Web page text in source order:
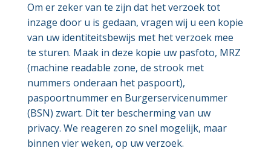
Om er zeker van te zijn dat het verzoek tot
inzage door u is gedaan, vragen wij u een kopie
van uw identiteitsbewijs met het verzoek mee
te sturen. Maak in deze kopie uw pasfoto, MRZ
(machine readable zone, de strook met
nummers onderaan het paspoort),
paspoortnummer en Burgerservicenummer
(BSN) zwart. Dit ter bescherming van uw
privacy. We reageren zo snel mogelijk, maar
binnen vier weken, op uw verzoek.